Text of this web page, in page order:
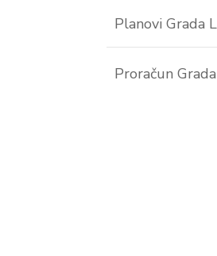
Planovi Grada
Proračun